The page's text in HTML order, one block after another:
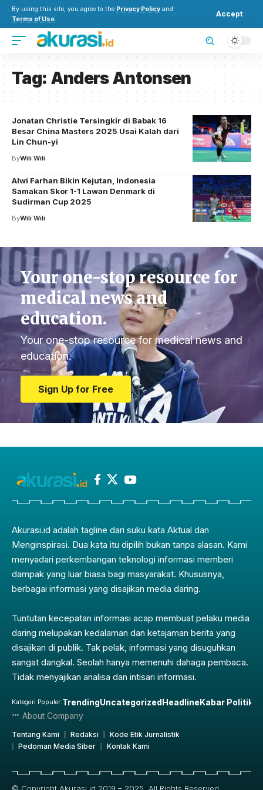
By using this site, you agree to the Privacy Policy and
Terms of Use.
Accept
Tag:Anders Antonsen
Jonatan Christie Tersingkir di Babak 16
Besar China Masters 2025 Usai Kalah dari
Lin Chun-yi
ByWili Wili
Alwi Farhan Bikin Kejutan, Indonesia
Samakan Skor 1-1 Lawan Denmark di
Sudirman Cup 2025
ByWili Wili
Your one-stop resource for
medical news and
education.
Your one-stop resource for medical news and
education.
Sign Up for Free
Akurasi.id adalah tagline dari suku kata Aktual dan
Menginspirasi. Dua kata itu dipilih bukan tanpa alasan. Kami
menyadari perkembangan teknologi informasi memberi
dampak yang luar biasa bagi masyarakat. Khususnya,
berbagai informasi yang disajikan media daring.
Tuntutan kecepatan informasi acap membuat pelaku media
daring melupakan kedalaman dan ketajaman berita yang
disajikan di publik. Tak pelak, informasi yang disuguhkan
sangat dangkal. Seolah hanya memenuhi dahaga pembaca.
Tidak menyajikan analisa dan intisari informasi.
Kategori Populer:TrendingUncategorizedHeadlineKabar Politik
About Company
Tentang Kami Redaksi
Kode Etik Jurnalistik
Pedoman Media Siber
Kontak Kami
© Copyright Akurasi.id 2019 – 2025, All Rights Reserved